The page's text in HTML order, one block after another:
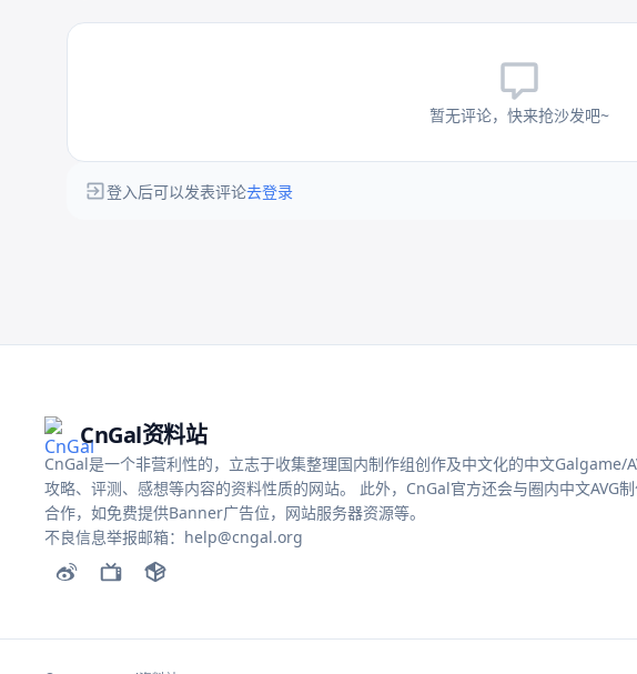
暂无评论，快来抢沙发吧~
登入后可以发表评论去登录
CnGal资料站
CnGal是一个非营利性的，立志于收集整理国内制作组创作及中文化的中文Galgame/
攻略、评测、感想等内容的资料性质的网站。 此外，CnGal官方还会与圈内中文AVG
合作，如免费提供Banner广告位，网站服务器资源等。
不良信息举报邮箱：help@cngal.org